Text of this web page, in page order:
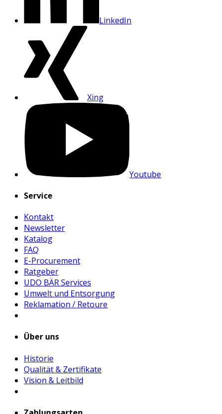
LinkedIn
Xing
Youtube
Service
Kontakt
Newsletter
Katalog
FAQ
E-Procurement
Ratgeber
UDO BÄR Services
Umwelt und Entsorgung
Reklamation / Retoure
Über uns
Historie
Qualität & Zertifikate
Vision & Leitbild